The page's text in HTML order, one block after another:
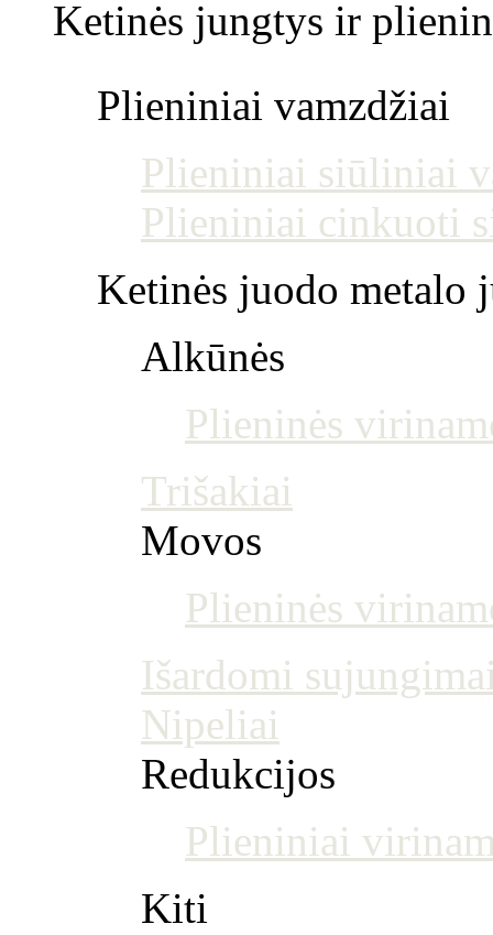
Ketinės jungtys ir
Plieniniai vamzdžiai
Plieniniai siūliniai
Plieniniai cinkuoti
Ketinės juodo metalo
Alkūnės
Plieninės
Trišakiai
Movos
Plieninės
Išardomi
Nipeliai
Redukcijos
Plieniniai
Kiti